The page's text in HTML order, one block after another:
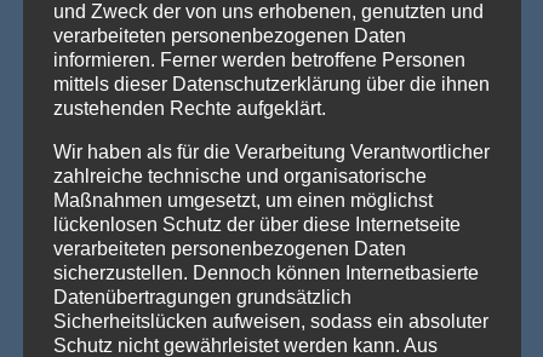
GALACTICA den Chesterfield-Look neu erfindet
Die Stehtischhusse GALACTICA im Chesterfield Style bringt
den ikonischen Gentlemen’s-Club-Charme [...]Weiterlesen »
Wenn eine ganze Stadt im Halloween-Fieber ist…
Arnstadt zur [...]Weiterlesen »
PRODUKTSUCHE
und Zweck der von uns erhobenen, genutzten und
verarbeiteten personenbezogenen Daten
informieren. Ferner werden betroffene Personen
mittels dieser Datenschutzerklärung über die ihnen
zustehenden Rechte aufgeklärt.
Wir haben als für die Verarbeitung Verantwortlicher
zahlreiche technische und organisatorische
Maßnahmen umgesetzt, um einen möglichst
lückenlosen Schutz der über diese Internetseite
verarbeiteten personenbezogenen Daten
sicherzustellen. Dennoch können Internetbasierte
Datenübertragungen grundsätzlich
Sicherheitslücken aufweisen, sodass ein absoluter
Schutz nicht gewährleistet werden kann. Aus